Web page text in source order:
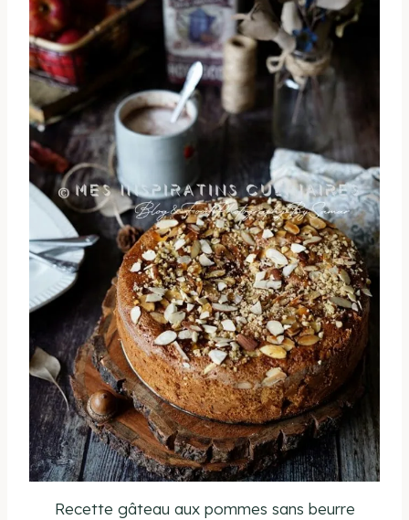
Recette gâteau aux pommes sans beurre